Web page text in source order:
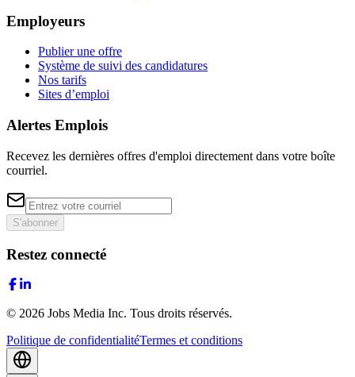
Employeurs
Publier une offre
Système de suivi des candidatures
Nos tarifs
Sites d’emploi
Alertes Emplois
Recevez les dernières offres d'emploi directement dans votre boîte
courriel.
S'abonner
Restez connecté
© 2026 Jobs Media Inc. Tous droits réservés.
Politique de confidentialitéTermes et conditions